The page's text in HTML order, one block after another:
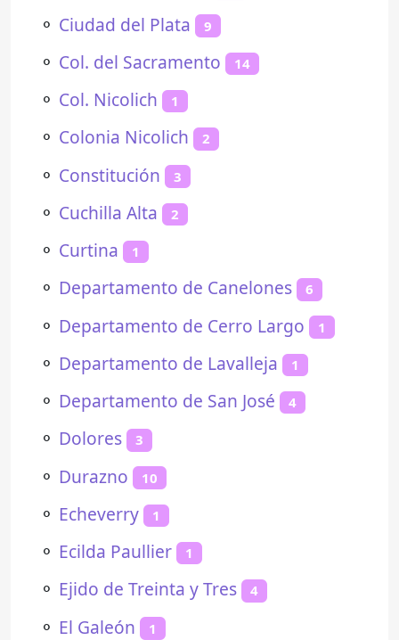
⚬ Ciudad del Plata 9
⚬ Col. del Sacramento 14
⚬ Col. Nicolich 1
⚬ Colonia Nicolich 2
⚬ Constitución 3
⚬ Cuchilla Alta 2
⚬ Curtina 1
⚬ Departamento de Canelones 6
⚬ Departamento de Cerro Largo 1
⚬ Departamento de Lavalleja 1
⚬ Departamento de San José 4
⚬ Dolores 3
⚬ Durazno 10
⚬ Echeverry 1
⚬ Ecilda Paullier 1
⚬ Ejido de Treinta y Tres 4
⚬ El Galeón 1